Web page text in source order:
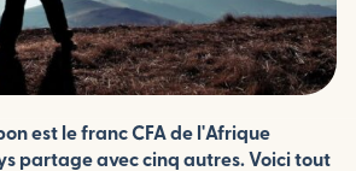
est le franc CFA de l'Afrique
partage avec cinq autres. Voici tout